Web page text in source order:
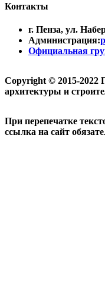
Контакты
г. Пенза, ул.
Администрация:
Официальная
Copyright © 2015-
архитектуры и
При перепечатке
ссылка на сайт